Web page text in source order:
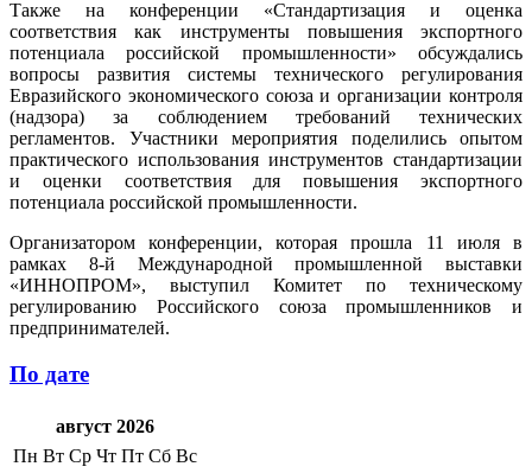
Также на конференции «Стандартизация и оценка
соответствия как инструменты повышения экспортного
потенциала российской промышленности» обсуждались
вопросы развития системы технического регулирования
Евразийского экономического союза и организации контроля
(надзора) за соблюдением требований технических
регламентов. Участники мероприятия поделились опытом
практического использования инструментов стандартизации
и оценки соответствия для повышения экспортного
потенциала российской промышленности.
Организатором конференции, которая прошла 11 июля в
рамках 8-й Международной промышленной выставки
«ИННОПРОМ», выступил Комитет по техническому
регулированию Российского союза промышленников и
предпринимателей.
По дате
август 2026
Пн Вт Ср Чт Пт Сб Вс